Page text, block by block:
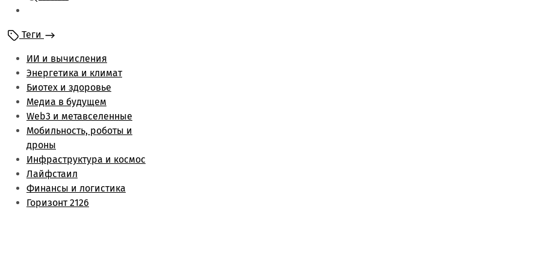
Энергетика и климат
Лайфстаил
Биотех и здоровье
Финансы и логистика
Метаверс и web3
Инфраструктура и
космос
Будущее медиа
Обзоры
Теги
ИИ и вычисления
Энергетика и климат
Биотех и здоровье
Медиа в будущем
Web3 и метавселенные
Мобильность, роботы и
дроны
Инфраструктура и космос
Лайфстаил
Финансы и логистика
Горизонт 2126